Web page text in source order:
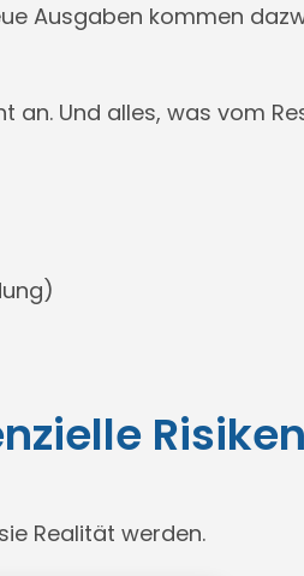
Ausgaben kommen
an. Und alles, was vom
Risiken
Realität werden.